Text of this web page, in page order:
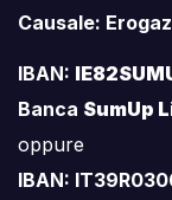
Causale:
IBAN:
Banca SumUp
oppure
IBAN: